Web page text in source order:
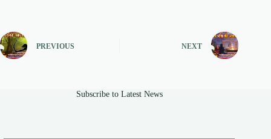
PREVIOUS NEXT
Subscribe to Latest News